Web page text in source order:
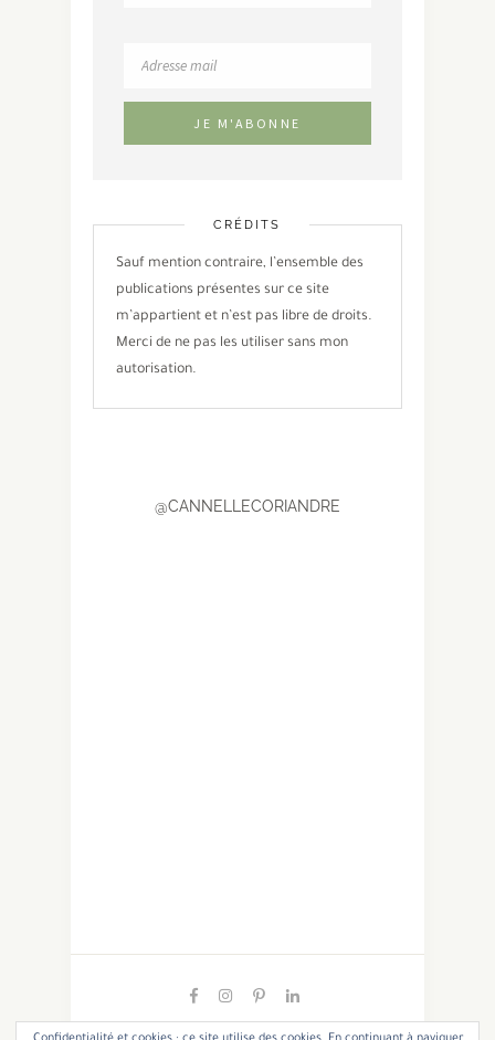
CRÉDITS
Sauf mention contraire, l’ensemble des
publications présentes sur ce site
m’appartient et n’est pas libre de droits.
Merci de ne pas les utiliser sans mon
autorisation.
@CANNELLECORIANDRE